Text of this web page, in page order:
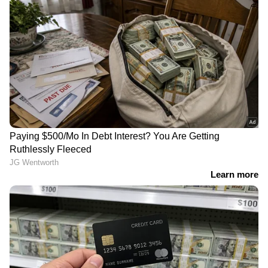
RECOMMENDED STORIES
ശ്രീലങ്കയുടെ സ്പിന്‍
കെണി മറികടക്കാൻ
തയ്യാറെടുപ്പ് ശക്തമാക്കി
ടീം ഇന്ത്യ; 4 യുവ
പ്രീതി സിന്‍റയുമായി
പ്രണയത്തിലായിരുന്നോ?;
വർഷങ്ങൾ നീണ്ട
ഗോസിപ്പുകളിൽ ഒടുവിൽ